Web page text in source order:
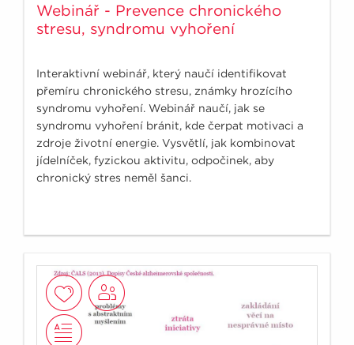
Webinář - Prevence chronického
stresu, syndromu vyhoření
Interaktivní webinář, který naučí identifikovat
přemíru chronického stresu, známky hrozícího
syndromu vyhoření. Webinář naučí, jak se
syndromu vyhoření bránit, kde čerpat motivaci a
zdroje životní energie. Vysvětlí, jak kombinovat
jídelníček, fyzickou aktivitu, odpočinek, aby
chronický stres neměl šanci.